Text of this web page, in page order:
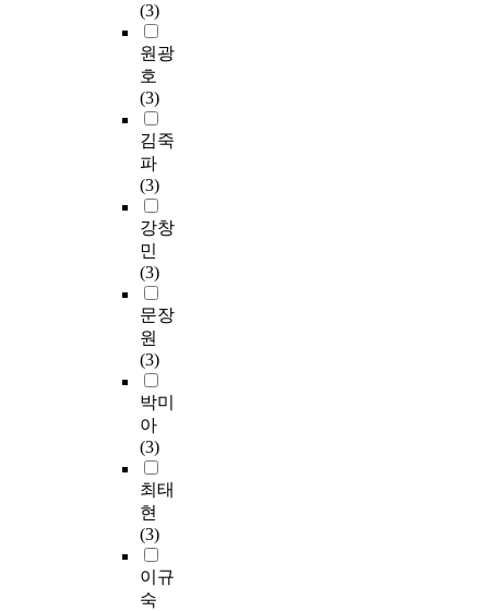
(3)
원광
호
(3)
김죽
파
(3)
강창
민
(3)
문장
원
(3)
박미
아
(3)
최태
현
(3)
이규
숙